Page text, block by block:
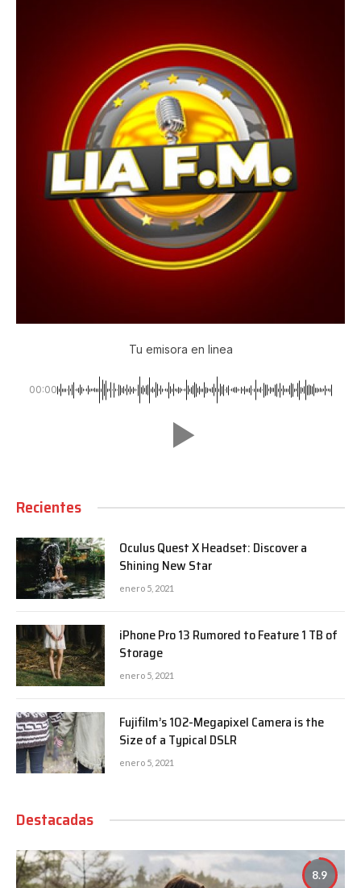
Tu emisora en linea
00:00
Recientes
Oculus Quest X Headset: Discover a
Shining New Star
enero 5, 2021
iPhone Pro 13 Rumored to Feature 1 TB of
Storage
enero 5, 2021
Fujifilm’s 102-Megapixel Camera is the
Size of a Typical DSLR
enero 5, 2021
Destacadas
8.9